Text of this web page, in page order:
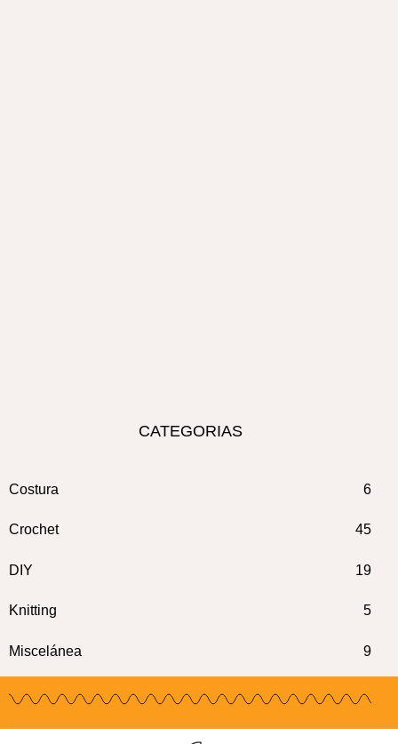
CATEGORIAS
Costura 6
Crochet 45
DIY 19
Knitting 5
Miscelánea 9
PRIVACIDAD